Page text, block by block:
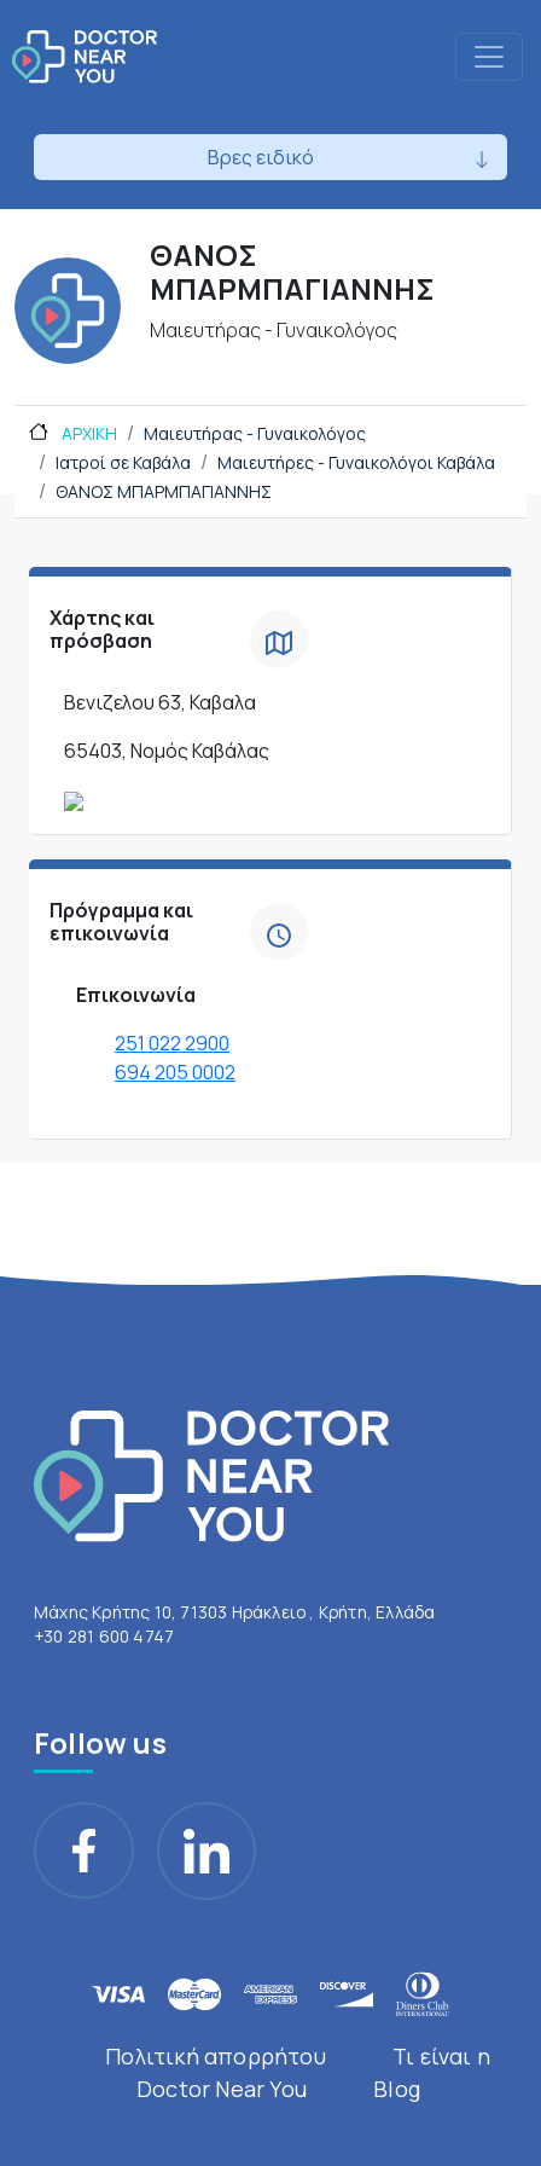
Βρες ειδικό
ΘΑΝΟΣ
ΜΠΑΡΜΠΑΓΙΑΝΝΗΣ
Μαιευτήρας - Γυναικολόγος
ΑΡΧΙΚΗ
Μαιευτήρας - Γυναικολόγος
Ιατροί σε Καβάλα
Μαιευτήρες - Γυναικολόγοι Καβάλα
ΘΑΝΟΣ ΜΠΑΡΜΠΑΓΙΑΝΝΗΣ
Χάρτης και
πρόσβαση
Βενιζελου 63, Καβαλα
65403, Νομός Καβάλας
Πρόγραμμα και
επικοινωνία
Επικοινωνία
251 022 2900
694 205 0002
Μάχης Κρήτης 10, 71303 Ηράκλειο , Κρήτη, Ελλάδα
+30 281 600 4747
Follow us
Πολιτική απορρήτου
Τι είναι η
Doctor Near You
Blog